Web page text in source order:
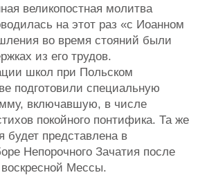
великопостная молитва
на этот раз «с Иоанном
во время стояний были
из его трудов.
школ при Польском
подготовили специальную
включавшую, в числе
покойного понтифика. Та же
будет представлена в
Непорочного Зачатия после
Мессы.